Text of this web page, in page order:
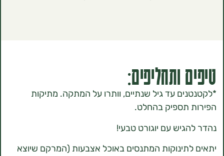
ותחליפים:
עד גיל שנתיים, וותרו על המתקה. מתיקות
תספיק בהחלט.
עם יוגורט טבעי!
המתנסים באוכל אצבעות (המרקם שיוצא